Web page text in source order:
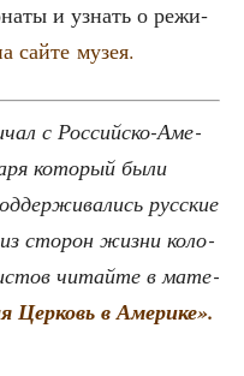
и узнать о режи­
сай­те музея.
с Рос­сий­ско-Аме­
кото­рый были
рус­ские
сто­рон жиз­ни коло­
читай­те в мате­
Цер­ковь в Америке».